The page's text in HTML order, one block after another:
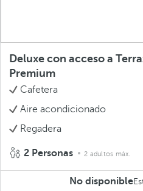
Deluxe con acceso a
Premium
Cafetera
Aire acondicionado
Regadera
2 Personas 2 adultos máx.
No disponible